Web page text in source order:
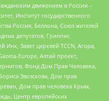
движением в России –
Институт государственного
Россия, Беллона, Союз жителей
депутатов, Гринпис
Завет церквей TCCN, Агора,
Europe, Алтай проект,
Фонд Дом Прав Человека,
Звозскова, Дом прав
Дом прав человека Крым,
Центр европейских